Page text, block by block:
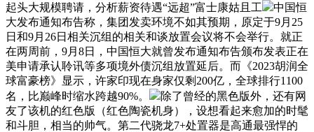
起头大规模聘请，分析薪资待遇“远超”富士康姑且工
中国恒
大发布通知布告称，集团发卖环境不如其预期，原定于9月25
日和9月26日相关沉组的相关和谈放置会议将不会举行。就正
在两周前，9月8日，中国恒大就曾发布通知布告颁布发表正在
美申请承认聆讯等多项境外债沉组放置延后。而《2023胡润全
球富豪榜》显示，许家印现在身家仅剩200亿，全球排行1100
名，比巅峰时缩水跨越90%。
除了曾经的黑色版外，还有网
友了该机的红色版（红色陶瓷机身），设想看起来愈加的时髦
和斗胆，相当的帅气。第二代骁龙7+处置器是高通最强悍的